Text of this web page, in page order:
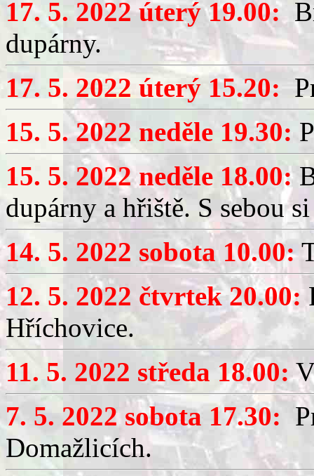
17. 5. 2022 úterý 19.00:
dupárny.
17. 5. 2022 úterý 15.20:
15. 5. 2022 neděle 19.30:
15. 5. 2022 neděle 18.00:
dupárny a hřiště. S sebou
14. 5. 2022 sobota 10.00:
12. 5. 2022 čtvrtek 20.00:
Hříchovice.
11. 5. 2022 středa 18.00:
7. 5. 2022 sobota 17.30:
Domažlicích.